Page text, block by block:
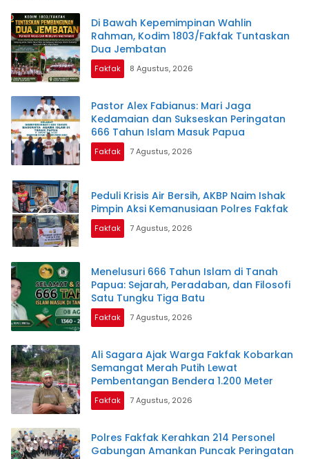
Di Bawah Kepemimpinan Wahlin
Rahman, Kodim 1803/Fakfak Tuntaskan
Dua Jembatan
Fakfak 8 Agustus, 2026
Pastor Alex Fabianus: Mari Jaga
Kedamaian dan Sukseskan Peringatan
666 Tahun Islam Masuk Papua
Fakfak 7 Agustus, 2026
Peduli Krisis Air Bersih, AKBP Naim Ishak
Pimpin Aksi Kemanusiaan Polres Fakfak
Fakfak 7 Agustus, 2026
Menelusuri 666 Tahun Islam di Tanah
Papua: Sejarah, Peradaban, dan Filosofi
Satu Tungku Tiga Batu
Fakfak 7 Agustus, 2026
Ali Sagara Ajak Warga Fakfak Kobarkan
Semangat Merah Putih Lewat
Pembentangan Bendera 1.200 Meter
Fakfak 7 Agustus, 2026
Polres Fakfak Kerahkan 214 Personel
Gabungan Amankan Puncak Peringatan